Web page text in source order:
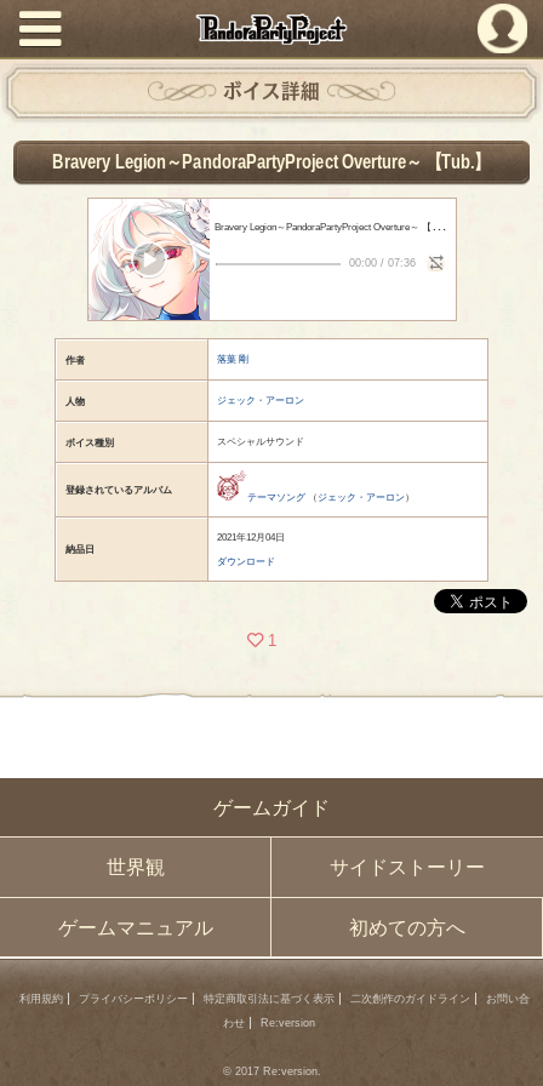
PandoraPartyProject
ゲームガイド
世界観 サイドストーリー
ゲームマニュアル 初めての方へ
ボイス詳細
Bravery Legion～PandoraPartyProject Overture～ 【Tub.】
B
ravery Legion～PandoraPartyProject Overture～ 【Tub.】
00:00/ 07:36
作者 落葉 剛
人物 ジェック・アーロン
ボイス種別 スペシャルサウンド
登録されているアルバム
テーマソング（ ジェック・アーロン）
納品日
2021年12月04日
ダウンロード
1
利用規約 プライバシーポリシー 特定商取引法に基づく表示 二次創作のガイドライン
お問い合
わせ
Re:version
© 2017 Re:version.